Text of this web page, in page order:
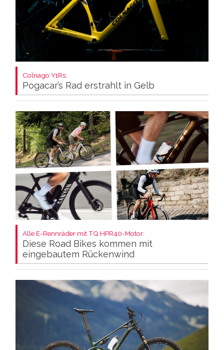
Colnago Y1Rs:
Pogacar’s Rad erstrahlt in Gelb
Alle E-Rennräder mit TQ HPR40-Motor:
Diese Road Bikes kommen mit
eingebautem Rückenwind